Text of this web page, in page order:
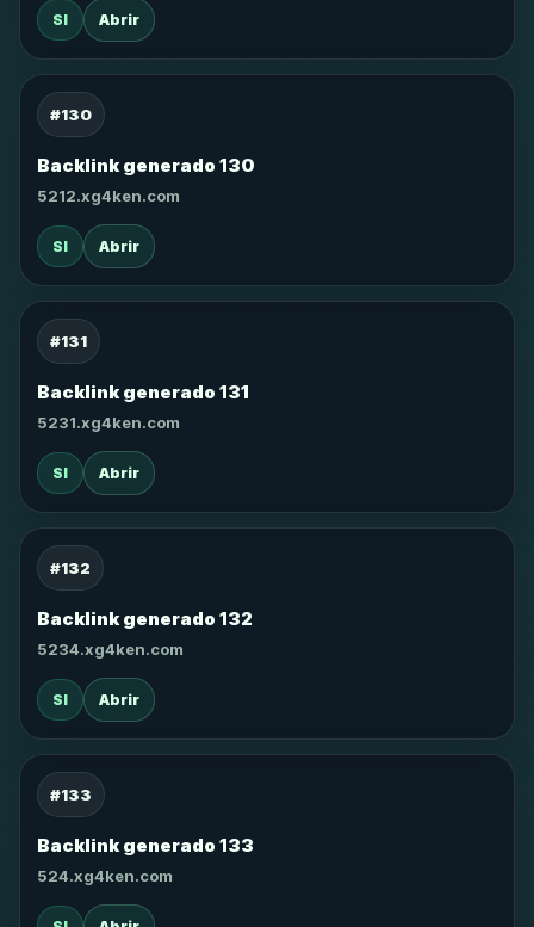
SI Abrir
#130
Backlink generado 130
5212.xg4ken.com
SI Abrir
#131
Backlink generado 131
5231.xg4ken.com
SI Abrir
#132
Backlink generado 132
5234.xg4ken.com
SI Abrir
#133
Backlink generado 133
524.xg4ken.com